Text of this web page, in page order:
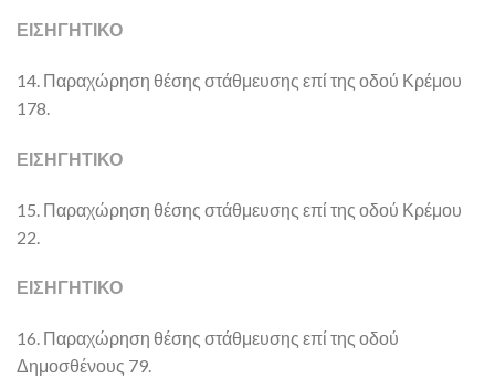
ΕΙΣΗΓΗΤΙΚΟ
14. Παραχώρηση θέσης στάθμευσης επί της οδού Κρέμου
178.
ΕΙΣΗΓΗΤΙΚΟ
15. Παραχώρηση θέσης στάθμευσης επί της οδού Κρέμου
22.
ΕΙΣΗΓΗΤΙΚΟ
16. Παραχώρηση θέσης στάθμευσης επί της οδού
Δημοσθένους 79.